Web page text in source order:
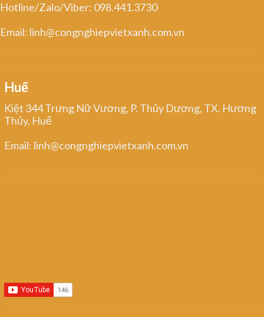
Hotline/Zalo/Viber: 098.441.3730
Email: linh@congnghiepvietxanh.com.vn
Huế
Kiệt 344 Trưng Nữ Vương, P. Thủy Dương, TX. Hương
Thủy, Huế
Email: linh@congnghiepvietxanh.com.vn